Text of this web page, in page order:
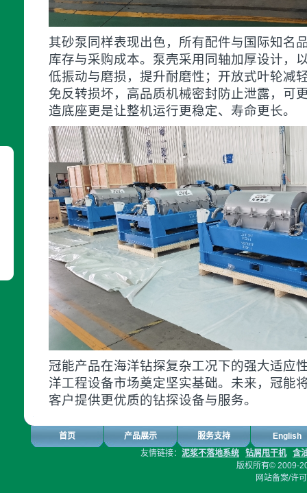
其砂泵同样表现出色，所有配件与国际知名
库存与采购成本。泵壳采用同轴加厚设计，
低振动与磨损，提升耐磨性；开放式叶轮减
免反转损坏，高品质机械密封防止泄露，可
造底座更是让整机运行更稳定、寿命更长。
冠能产品在海洋钻探复杂工况下的强大适应
洋工程设备市场奠定坚实基础。未来，冠能
客户提供更优质的钻探设备与服务。
首页 产品展示 服务支持
English
友情链接： 泥浆不落地系统 钻屑甩干机
含
版权所有© 2009-
网站备案/许